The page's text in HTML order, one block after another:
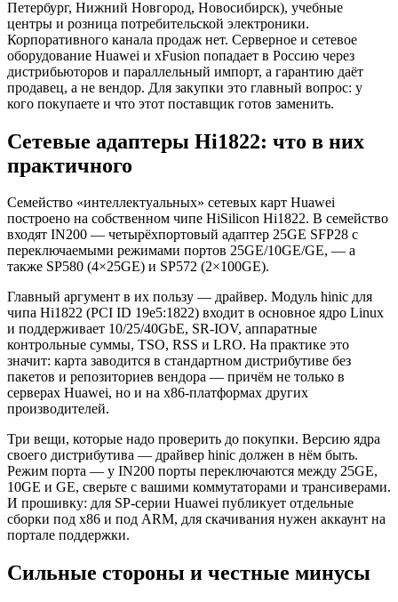
Петербург, Нижний Новгород, Новосибирск), учебные
центры и розница потребительской электроники.
Корпоративного канала продаж нет. Серверное и сетевое
оборудование Huawei и xFusion попадает в Россию через
дистрибьюторов и параллельный импорт, а гарантию даёт
продавец, а не вендор. Для закупки это главный вопрос: у
кого покупаете и что этот поставщик готов заменить.
Сетевые адаптеры Hi1822: что в них
практичного
Семейство «интеллектуальных» сетевых карт Huawei
построено на собственном чипе HiSilicon Hi1822. В семейство
входят IN200 — четырёхпортовый адаптер 25GE SFP28 с
переключаемыми режимами портов 25GE/10GE/GE, — а
также SP580 (4×25GE) и SP572 (2×100GE).
Главный аргумент в их пользу — драйвер. Модуль hinic для
чипа Hi1822 (PCI ID 19e5:1822) входит в основное ядро Linux
и поддерживает 10/25/40GbE, SR-IOV, аппаратные
контрольные суммы, TSO, RSS и LRO. На практике это
значит: карта заводится в стандартном дистрибутиве без
пакетов и репозиториев вендора — причём не только в
серверах Huawei, но и на x86-платформах других
производителей.
Три вещи, которые надо проверить до покупки. Версию ядра
своего дистрибутива — драйвер hinic должен в нём быть.
Режим порта — у IN200 порты переключаются между 25GE,
10GE и GE, сверьте с вашими коммутаторами и трансиверами.
И прошивку: для SP-серии Huawei публикует отдельные
сборки под x86 и под ARM, для скачивания нужен аккаунт на
портале поддержки.
Сильные стороны и честные минусы